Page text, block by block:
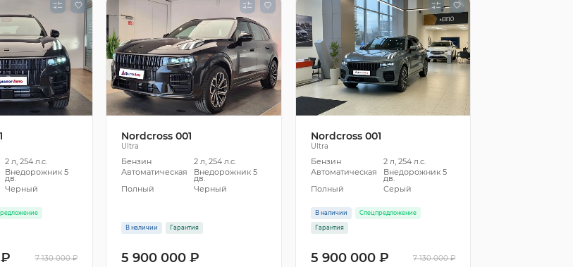
2 л, 254 л.с.
Внедорожник 5
дв.
Черный
7 130 000 ₽
Nordcross 001
Ultra
Бензин
2 л, 254 л.с.
Автоматическая
Внедорожник 5
дв.
Полный
Черный
В наличии Гарантия
5 900 000 ₽
Nordcross 001
Ultra
Бензин
2 л, 254 л.с.
Автоматическая
Внедорожник 5
дв.
Полный
Серый
В наличии Спецпредложение
Гарантия
5 900 000 ₽ 7 130 000 ₽